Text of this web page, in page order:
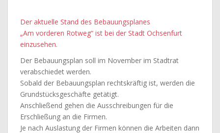
Der aktuelle Stand des Bebauungsplanes
„Am vorderen Rotweg“ ist bei der Stadt Ochsenfurt
einzusehen.
Der Bebauungsplan soll im November im Stadtrat
verabschiedet werden.
Sobald der Bebauungsplan rechtskräftig ist, werden die
Grundstücksgeschäfte getätigt.
Anschließend gehen die Ausschreibungen für die
Erschließung an die Firmen.
Je nach Auslastung der Firmen können die Arbeiten dann